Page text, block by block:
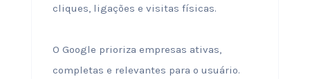
cliques, ligações e visitas físicas.
O Google prioriza empresas ativas,
completas e relevantes para o usuário.